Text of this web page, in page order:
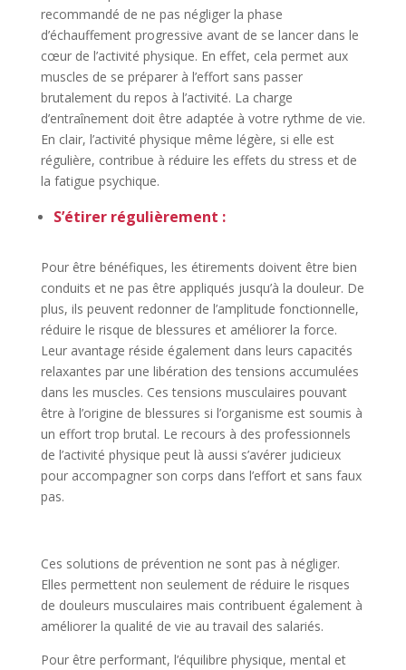
recommandé de ne pas négliger la phase
d’échauffement progressive avant de se lancer dans le
cœur de l’activité physique. En effet, cela permet aux
muscles de se préparer à l’effort sans passer
brutalement du repos à l’activité. La charge
d’entraînement doit être adaptée à votre rythme de vie.
En clair, l’activité physique même légère, si elle est
régulière, contribue à réduire les effets du stress et de
la fatigue psychique.
S’étirer régulièrement :
Pour être bénéfiques, les étirements doivent être bien
conduits et ne pas être appliqués jusqu’à la douleur. De
plus, ils peuvent redonner de l’amplitude fonctionnelle,
réduire le risque de blessures et améliorer la force.
Leur avantage réside également dans leurs capacités
relaxantes par une libération des tensions accumulées
dans les muscles. Ces tensions musculaires pouvant
être à l’origine de blessures si l’organisme est soumis à
un effort trop brutal. Le recours à des professionnels
de l’activité physique peut là aussi s’avérer judicieux
pour accompagner son corps dans l’effort et sans faux
pas.
Ces solutions de prévention ne sont pas à négliger.
Elles permettent non seulement de réduire le risques
de douleurs musculaires mais contribuent également à
améliorer la qualité de vie au travail des salariés.
Pour être performant, l’équilibre physique, mental et